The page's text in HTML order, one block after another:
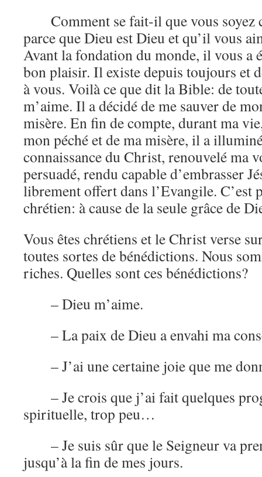
Comment se fait-il que vous soyez
parce que Dieu est Dieu et qu’il vous
Avant la fondation du monde, il vous a
bon plaisir. Il existe depuis toujours et
à vous. Voilà ce que dit la Bible: de
m’aime. Il a décidé de me sauver de
misère. En fin de compte, durant ma
mon péché et de ma misère, il a
connaissance du Christ, renouvelé ma
persuadé, rendu capable d’embrasser
librement offert dans l’Evangile. C’est
chrétien: à cause de la seule grâce de
Vous êtes chrétiens et le Christ verse
toutes sortes de bénédictions. Nous
riches. Quelles sont ces bénédictions?
– Dieu m’aime.
– La paix de Dieu a envahi ma
– J’ai une certaine joie que me
– Je crois que j’ai fait quelques
spirituelle, trop peu…
– Je suis sûr que le Seigneur va
jusqu’à la fin de mes jours.